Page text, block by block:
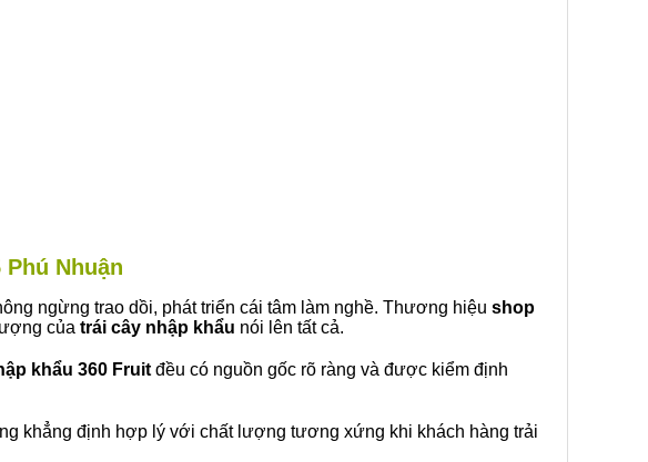
Nhuận
ngừng trao dồi, phát triển cái tâm làm nghề. Thương hiệu shop
của trái cây nhập khẩu nói lên tất cả.
khẩu 360 Fruit đều có nguồn gốc rõ ràng và được kiểm định
khẳng định hợp lý với chất lượng tương xứng khi khách hàng trải